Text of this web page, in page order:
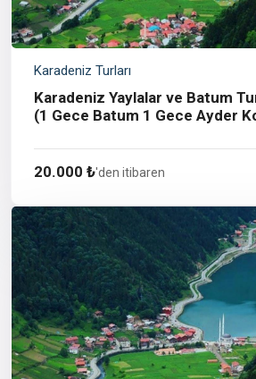
Karadeniz Turları
Karadeniz Yaylalar ve Batum
(1 Gece Batum 1 Gece Ayder
20.000 ₺'den itibaren